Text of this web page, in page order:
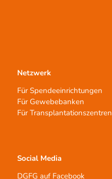
Netzwerk
Für Spendeeinrichtungen
Für Gewebebanken
Für Transplantationszentren
Social Media
DGFG auf Facebook